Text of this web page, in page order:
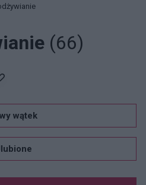
(66)
wątek